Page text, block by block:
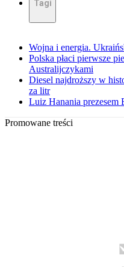
Tagi
Wojna i energia.
Polska płaci pierwsze
Australijczykami
Diesel najdroższy w
za litr
Luiz Hanania
Promowane treści